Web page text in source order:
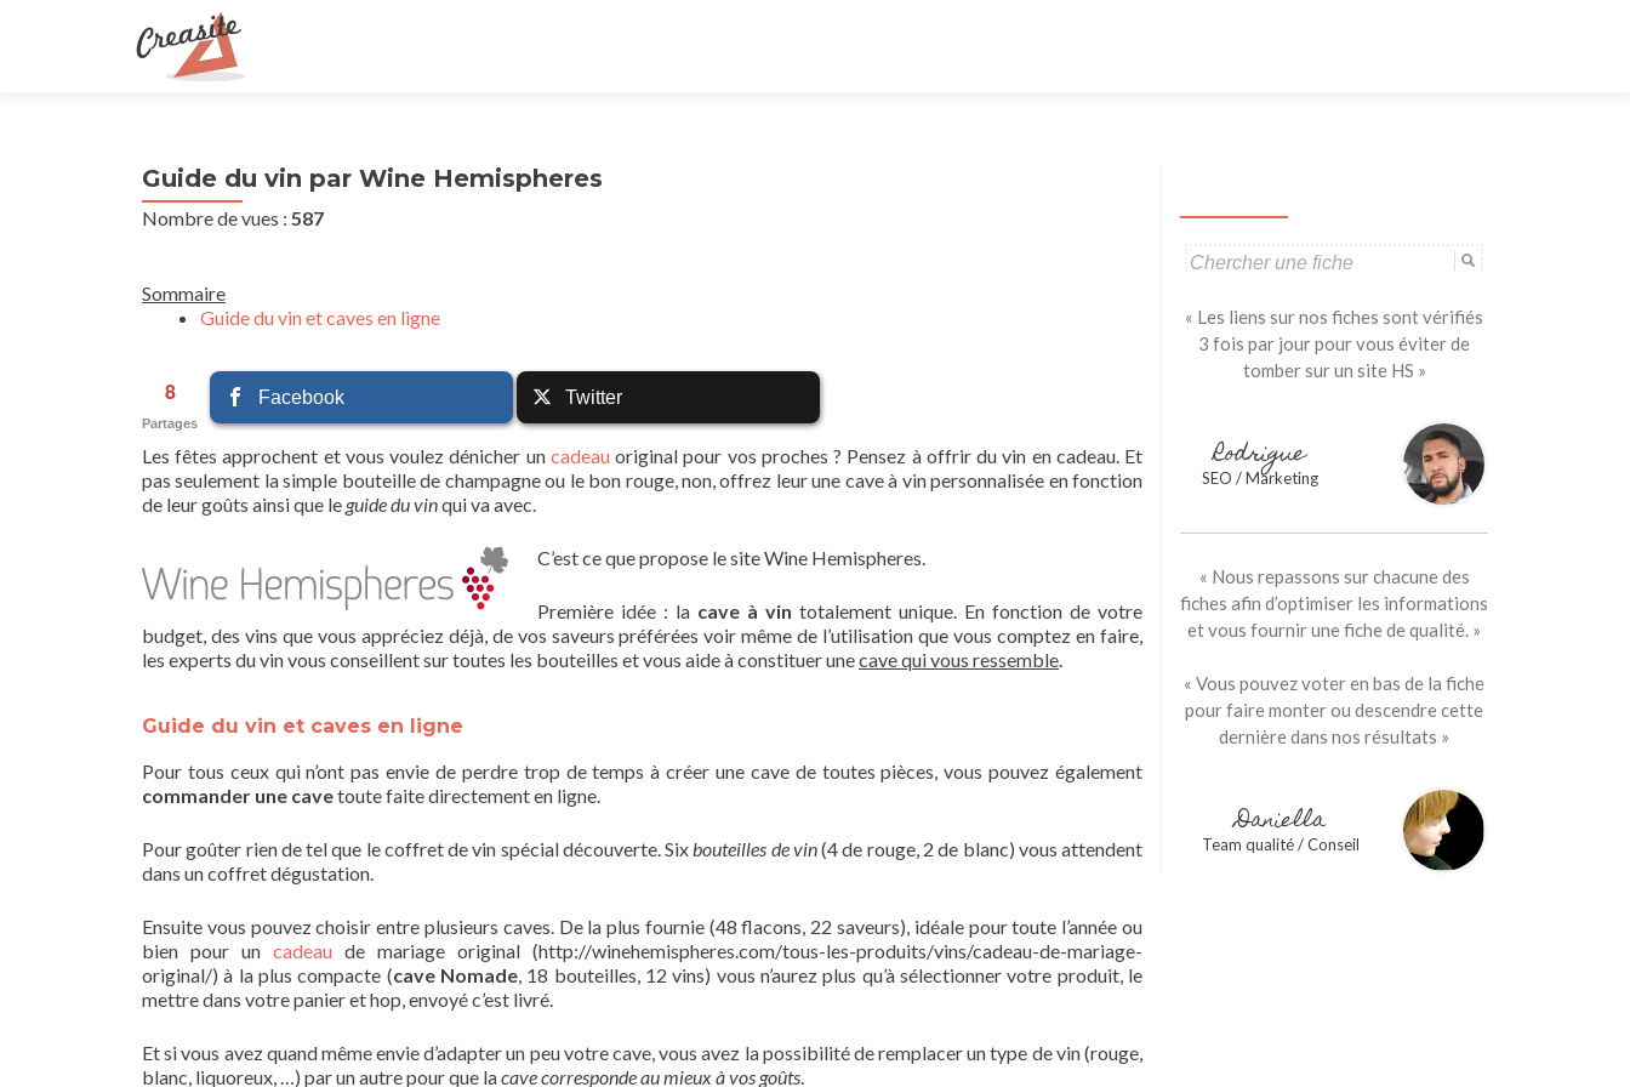
Guide du vin par Wine Hemispheres
Nombre de vues : 587
Sommaire
Guide du vin et caves en ligne
8
Partages
Facebook Twitter
Les fêtes approchent et vous voulez dénicher un cadeauoriginal pour vos proches ? Pensez à offrir du vin en cadeau. Et
pas seulement la simple bouteille de champagne ou le bon rouge, non, offrez leur une cave à vin personnalisée en fonction
de leur goûts ainsi que le guide du vinqui va avec.
C’est ce que propose le site Wine Hemispheres.
Première idée : la cave à vin totalement unique. En fonction de votre
budget, des vins que vous appréciez déjà, de vos saveurs préférées voir même de l’utilisation que vous comptez en faire,
les experts du vin vous conseillent sur toutes les bouteilles et vous aide à constituer unecave qui vous ressemble.
Guide du vin et caves en ligne
Pour tous ceux qui n’ont pas envie de perdre trop de temps à créer une cave de toutes pièces, vous pouvez également
commander une cavetoute faite directement en ligne.
Pour goûter rien de tel que le coffret de vin spécial découverte. Sixbouteilles de vin(4 de rouge, 2 de blanc) vous attendent
dans un coffret dégustation.
Ensuite vous pouvez choisir entre plusieurs caves. De la plus fournie (48 flacons, 22 saveurs), idéale pour toute l’année ou
bien pour un cadeau de mariage original (http://winehemispheres.com/tous-les-produits/vins/cadeau-de-mariage-
original/) à la plus compacte (cave Nomade, 18 bouteilles, 12 vins) vous n’aurez plus qu’à sélectionner votre produit, le
mettre dans votre panier et hop, envoyé c’est livré.
Et si vous avez quand même envie d’adapter un peu votre cave, vous avez la possibilité de remplacer un type de vin (rouge,
blanc, liquoreux, …) par un autre pour que lacave corresponde au mieux à vos goûts.
Search
« Les liens sur nos fiches sont vérifiés
3 fois par jour pour vous éviter de
tomber sur un site HS »
Rodrigue
SEO / Marketing
« Nous repassons sur chacune des
fiches afin d’optimiser les informations
et vous fournir une fiche de qualité. »
« Vous pouvez voter en bas de la fiche
pour faire monter ou descendre cette
dernière dans nos résultats »
Daniella
Team qualité / Conseil